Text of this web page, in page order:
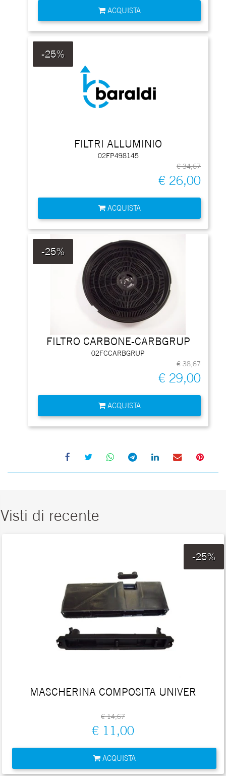
ACQUISTA
-25%
FILTRI ALLUMINIO
02FP498145
€ 34,67
€ 26,00
ACQUISTA
-25%
FILTRO CARBONE-CARBGRUP
02FCCARBGRUP
€ 38,67
€ 29,00
ACQUISTA
Visti di recente
-25%
MASCHERINA COMPOSITA UNIVER
€ 14,67
€ 11,00
ACQUISTA